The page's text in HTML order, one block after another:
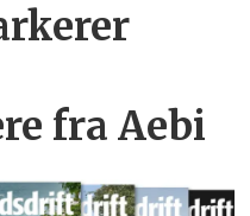
fra Aebi